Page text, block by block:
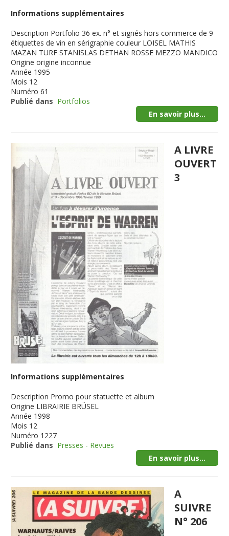
Informations supplémentaires
Description Portfolio 36 ex. n° et signés hors commerce de 9
étiquettes de vin en sérigraphie couleur LOISEL MATHIS
MAZAN TURF STANISLAS DETHAN ROSSE MEZZO MANDICO
Origine origine inconnue
Année 1995
Mois 12
Numéro 61
Publié dans Portfolios
En savoir plus...
A LIVRE
OUVERT
3
Informations supplémentaires
Description Promo pour statuette et album
Origine LIBRAIRIE BRÜSEL
Année 1998
Mois 12
Numéro 1227
Publié dans Presses - Revues
En savoir plus...
A
SUIVRE
N° 206